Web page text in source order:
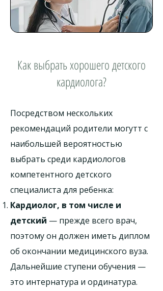
Как выбрать хорошего детского
кардиолога?
Посредством нескольких
рекомендаций родители могутт с
наибольшей вероятностью
выбрать среди кардиологов
компетентного детского
специалиста для ребенка:
Кардиолог, в том числе и
детский — прежде всего врач,
поэтому он должен иметь диплом
об окончании медицинского вуза.
Дальнейшие ступени обучения —
это интернатура и ординатура.